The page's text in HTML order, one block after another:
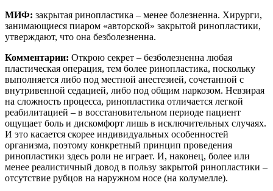
МИФ: закрытая ринопластика – менее болезненна. Хирурги,
занимающиеся пиаром «авторской» закрытой ринопластики,
утверждают, что она безболезненна.
Комментарии: Открою секрет – безболезненна любая
пластическая операция, тем более ринопластика, поскольку
выполняется либо под местной анестезией, сочетанной с
внутривенной седацией, либо под общим наркозом. Невзирая
на сложность процесса, ринопластика отличается легкой
реабилитацией – в восстановительном периоде пациент
ощущает боль и дискомфорт лишь в исключительных случаях.
И это касается скорее индивидуальных особенностей
организма, поэтому конкретный принцип проведения
ринопластики здесь роли не играет. И, наконец, более или
менее реалистичный довод в пользу закрытой ринопластики –
отсутствие рубцов на наружном носе (на колумелле).